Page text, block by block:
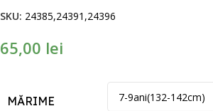
SKU: 24385,24391,24396
65,00 lei
MĂRIME